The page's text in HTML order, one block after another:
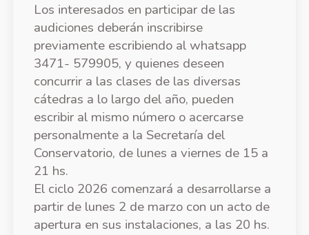
Los interesados en participar de las
audiciones deberán inscribirse
previamente escribiendo al whatsapp
3471- 579905, y quienes deseen
concurrir a las clases de las diversas
cátedras a lo largo del año, pueden
escribir al mismo número o acercarse
personalmente a la Secretaría del
Conservatorio, de lunes a viernes de 15 a
21 hs.
El ciclo 2026 comenzará a desarrollarse a
partir de lunes 2 de marzo con un acto de
apertura en sus instalaciones, a las 20 hs.